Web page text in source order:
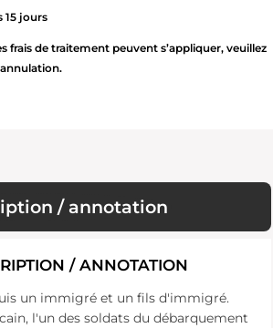
15 jours
frais de traitement peuvent s’appliquer, veuillez
/ annotation
/ ANNOTATION
un immigré et un fils d'immigré.
l'un des soldats du débarquement